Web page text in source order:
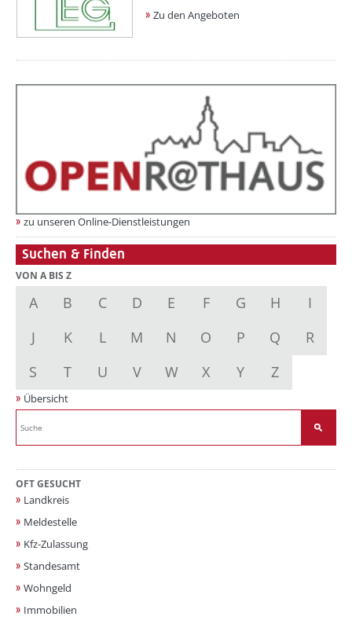
Zu den Angeboten
zu unseren Online-Dienstleistungen
Suchen & Finden
VON A BIS Z
A B C D E F G H
I
J
K L M N O P Q
R
S
T U V W X Y Z
Übersicht
OFT GESUCHT
Landkreis
Meldestelle
Kfz-Zulassung
Standesamt
Wohngeld
Immobilien